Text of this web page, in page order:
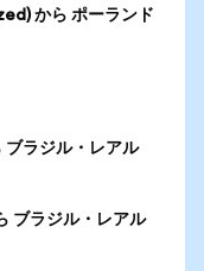
から ポーランド
ラジル・レアル
ブラジル・レアル